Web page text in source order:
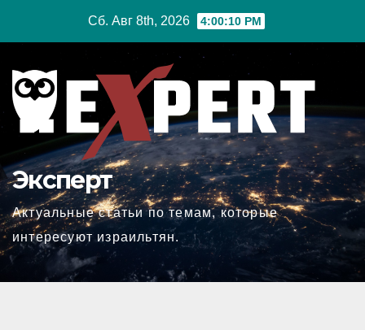
Сб. Авг 8th, 2026 4:00:11 PM
Эксперт
Актуальные статьи по темам, которые
интересуют израильтян.